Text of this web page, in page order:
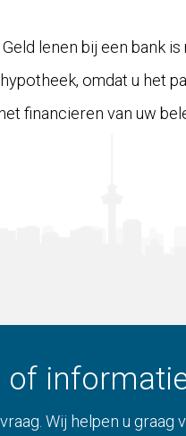
lenen bij een bank
omdat u het
financieren van uw
of
Wij helpen u